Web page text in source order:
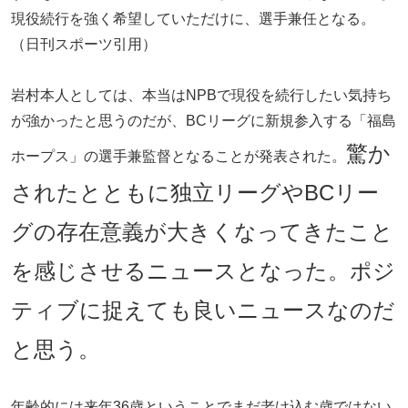
現役続行を強く希望していただけに、選手兼任となる。
（日刊スポーツ引用）
岩村本人としては、本当はNPBで現役を続行したい気持ち
が強かったと思うのだが、BCリーグに新規参入する「福島
ホープス」の選手兼監督となることが発表された。 驚か
されたとともに独立リーグやBCリー
グの存在意義が大きくなってきたこと
を感じさせるニュースとなった。ポジ
ティブに捉えても良いニュースなのだ
と思う。